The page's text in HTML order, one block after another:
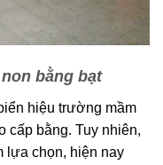
bằng bạt
hiệu trường mầm
cấp bằng. Tuy nhiên,
lựa chọn, hiện nay